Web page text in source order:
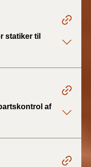
statiker til
af